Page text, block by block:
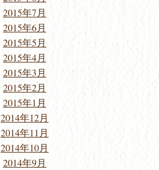
2015年7月
2015年6月
2015年5月
2015年4月
2015年3月
2015年2月
2015年1月
2014年12月
2014年11月
2014年10月
2014年9月